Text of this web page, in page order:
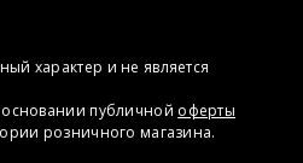
характер и не является
публичной оферты
розничного магазина.